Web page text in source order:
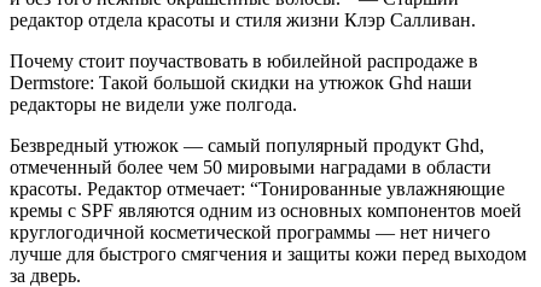
редактор отдела красоты и стиля жизни Клэр Салливан.
Почему стоит поучаствовать в юбилейной распродаже в
Dermstore: Такой большой скидки на утюжок Ghd наши
редакторы не видели уже полгода.
Безвредный утюжок — самый популярный продукт Ghd,
отмеченный более чем 50 мировыми наградами в области
красоты. Редактор отмечает: “Тонированные увлажняющие
кремы с SPF являются одним из основных компонентов моей
круглогодичной косметической программы — нет ничего
лучше для быстрого смягчения и защиты кожи перед выходом
за дверь.